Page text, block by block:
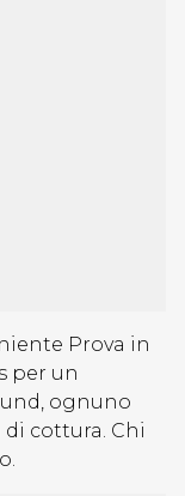
Prova in
per un
ognuno
cottura. Chi